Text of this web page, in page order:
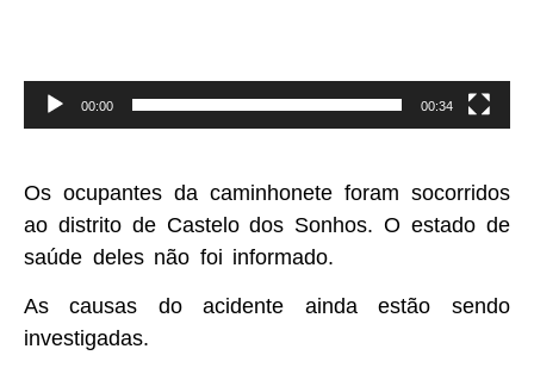
00:00 00:34
Os ocupantes da caminhonete foram socorridos
ao distrito de Castelo dos Sonhos. O estado de
saúde deles não foi informado.
As causas do acidente ainda estão sendo
investigadas.